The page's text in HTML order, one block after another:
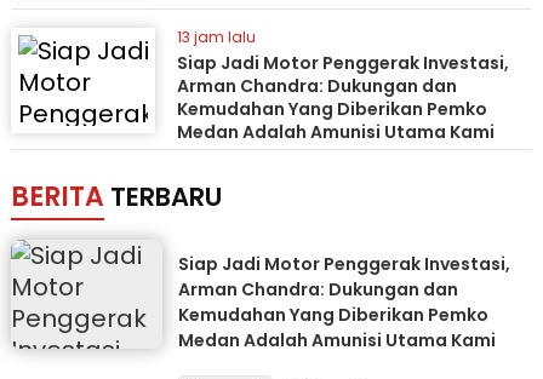
13 jam lalu
Siap Jadi Motor Penggerak Investasi,
Arman Chandra: Dukungan dan
Kemudahan Yang Diberikan Pemko
Medan Adalah Amunisi Utama Kami
BERITA TERBARU
Siap Jadi Motor Penggerak Investasi,
Arman Chandra: Dukungan dan
Kemudahan Yang Diberikan Pemko
Medan Adalah Amunisi Utama Kami